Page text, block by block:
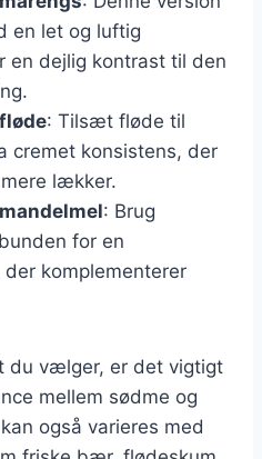
en let og luftig
en dejlig kontrast til den
: Tilsæt fløde til
cremet konsistens, der
lækker.
: Brug
for en
komplementerer
du vælger, er det vigtigt
mellem sødme og
også varieres med